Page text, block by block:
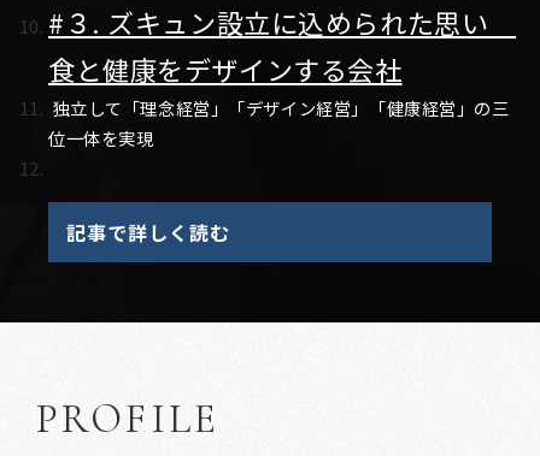
#３. ズキュン設立に込められた思い
食と健康をデザインする会社
独立して「理念経営」「デザイン経営」「健康経営」の三
位一体を実現
記事で詳しく読む
PROFILE